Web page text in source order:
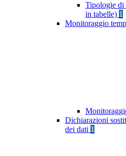
Tipologie di
in tabelle) 1
Monitoraggio
Dichiarazioni
dei dati 1